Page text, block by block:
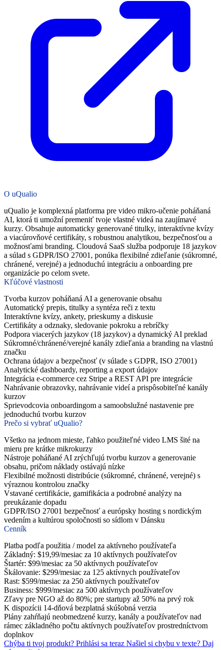
O uQualio
uQualio je komplexná platforma pre video mikro-učenie poháňaná
AI, ktorá ti umožní premeniť tvoje vlastné videá na zaujímavé
kurzy. Obsahuje automaticky generované titulky, interaktívne kvízy
a viacúrovňové certifikáty, s robustnou analytikou, bezpečnosťou a
možnosťami branding. Cloudová SaaS služba podporuje 18 jazykov
a súlad s GDPR/ISO 27001, ponúka flexibilné zdieľanie (súkromné,
chránené, verejné) a jednoduchú integráciu a onboarding pre
organizácie po celom svete.
Kľúčové vlastnosti
Tvorba kurzov poháňaná AI a generovanie obsahu
Automatický prepis, titulky a syntéza reči z textu
Interaktívne kvízy, ankety, prieskumy a diskusie
Certifikáty a odznaky, sledovanie pokroku a rebríčky
Podpora viacerých jazykov (18 jazykov) a dynamický AI preklad
Súkromné/chránené/verejné kanály zdieľania a branding na vlastnú
značku
Ochrana údajov a bezpečnosť (v súlade s GDPR, ISO 27001)
Analytické dashboardy, reporting a export údajov
Integrácia e-commerce cez Stripe a REST API pre integrácie
Nahrávanie obrazovky, nahrávanie videí a prispôsobiteľné kanály
kurzov
Sprievodcovia onboardingom a samoobslužné nastavenie pre
jednoduchú tvorbu kurzov
Prečo si vybrať uQualio?
Všetko na jednom mieste, ľahko použiteľné video LMS šité na
mieru pre krátke mikrokurzy
Nástroje poháňané AI zrýchľujú tvorbu kurzov a generovanie
obsahu, pričom náklady ostávajú nízke
Flexibilné možnosti distribúcie (súkromné, chránené, verejné) s
výraznou kontrolou značky
Vstavané certifikácie, gamifikácia a podrobné analýzy na
preukázanie dopadu
GDPR/ISO 27001 bezpečnosť a európsky hosting s nordickým
vedením a kultúrou spoločnosti so sídlom v Dánsku
Cenník
Platba podľa použitia / model za aktívneho používateľa
Základný: $19,99/mesiac za 10 aktívnych používateľov
Štartér: $99/mesiac za 50 aktívnych používateľov
Škálovanie: $299/mesiac za 125 aktívnych používateľov
Rast: $599/mesiac za 250 aktívnych používateľov
Business: $999/mesiac za 500 aktívnych používateľov
Zľavy pre NGO až do 80%; pre startupy až 50% na prvý rok
K dispozícii 14-dňová bezplatná skúšobná verzia
Plány zahŕňajú neobmedzené kurzy, kanály a používateľov nad
rámec základného počtu aktívnych používateľov prostredníctvom
doplnkov
Chýba ti tvoj produkt? Prihlási sa teraz Našiel si chybu v texte? Daj